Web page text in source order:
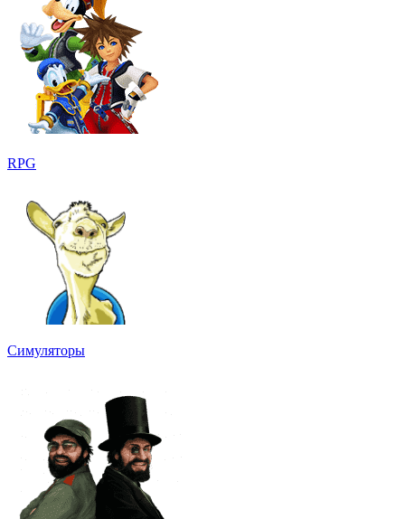
RPG
Симуляторы